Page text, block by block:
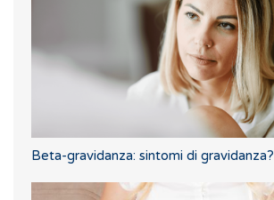
Beta-gravidanza: sintomi di gravidanza?